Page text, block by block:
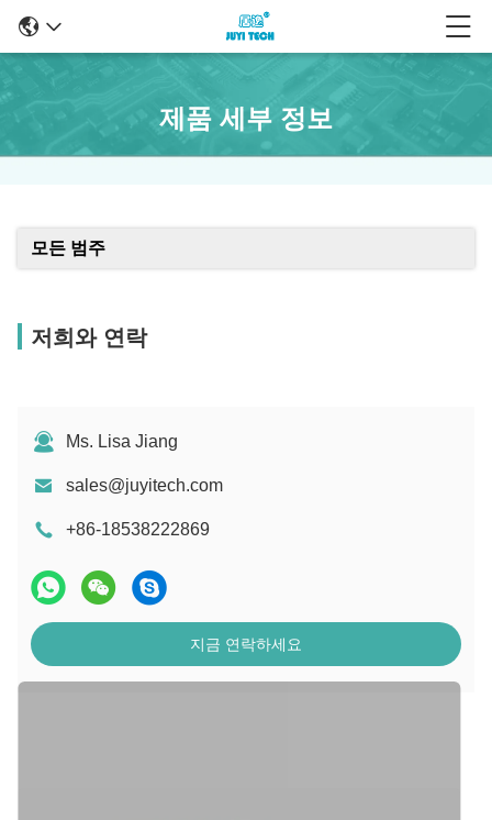
제품 세부 정보
모든 범주
저희와 연락
Ms. Lisa Jiang
sales@juyitech.com
+86-18538222869
지금 연락하세요